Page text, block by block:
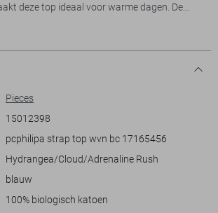
deze top ideaal voor warme dagen. De
stof, voorzien van een subtiele streep,
taille biedt deze top een flatterende
je casual garderobe.
om te dragen bij diverse gelegenheden.
zomers avondje uit. Dankzij het frisse en
top een eenvoudige keuze voor zowel
als alledaagse activiteiten. Voel je
Pieces
15012398
pcphilipa strap top wvn bc 17165456
Hydrangea/Cloud/Adrenaline Rush
blauw
100% biologisch katoen